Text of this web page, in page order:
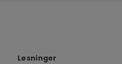
Løsninger